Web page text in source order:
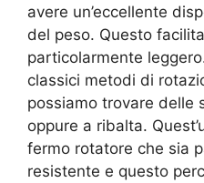
avere un’eccellente
del peso. Questo
particolarmente
classici metodi di
possiamo trovare delle
oppure a ribalta.
fermo rotatore che sia
resistente e questo